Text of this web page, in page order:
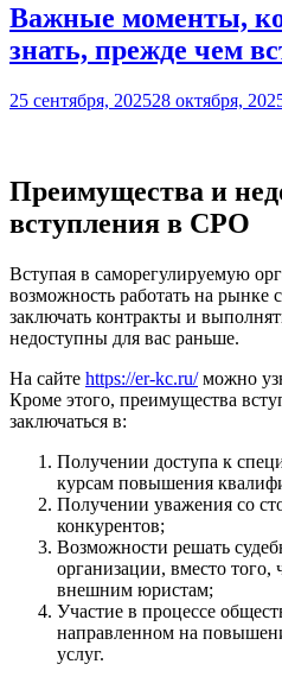
и
последствия
Важные моменты,
знать, прежде чем
25 сентября, 202528 октября,
Преимущества и
вступления в СРО
Вступая в саморегулируемую
возможность работать на рынке
заключать контракты и
недоступны для вас раньше.
На сайте https://er-kc.ru/можно
Кроме этого, преимущества
заключаться в:
Получении доступа к
курсам повышения
Получении уважения со
конкурентов;
Возможности решать
организации, вместо
внешним юристам;
Участие в процессе
направленном на
услуг.